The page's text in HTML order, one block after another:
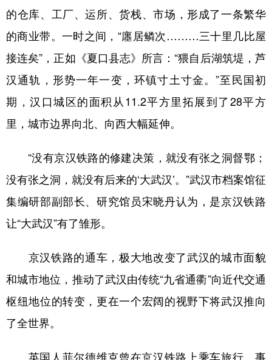
的仓库、工厂、运所、货栈、市场，形成了一条繁华
的商业带。一时之间，“廛居鳞次………三十里几比屋
接连矣”，正如《夏口县志》所言：“猥自后湖筑堤，芦
汉通轨，形势一年一变，环镇寸土寸金。”至民国初
期，汉口城区的面积从11.2平方里拓展到了28平方
里，城市边界向北、向西大幅延伸。
“没有京汉铁路的修建决策，就没有张之洞督鄂；
没有张之洞，就没有后来的‘大武汉’。”武汉市档案馆征
集编研部副部长、研究馆员宋晓丹认为，是京汉铁路
让“大武汉”有了雏形。
京汉铁路的通车，极大地改变了武汉的城市面貌
和城市地位，推动了武汉由传统“九省通衢”向近代交通
枢纽地位的转变，更在一个宏阔的视野下将武汉推向
了全世界。
英国人菲尔德维克曾在京汉铁路上乘车旅行，事